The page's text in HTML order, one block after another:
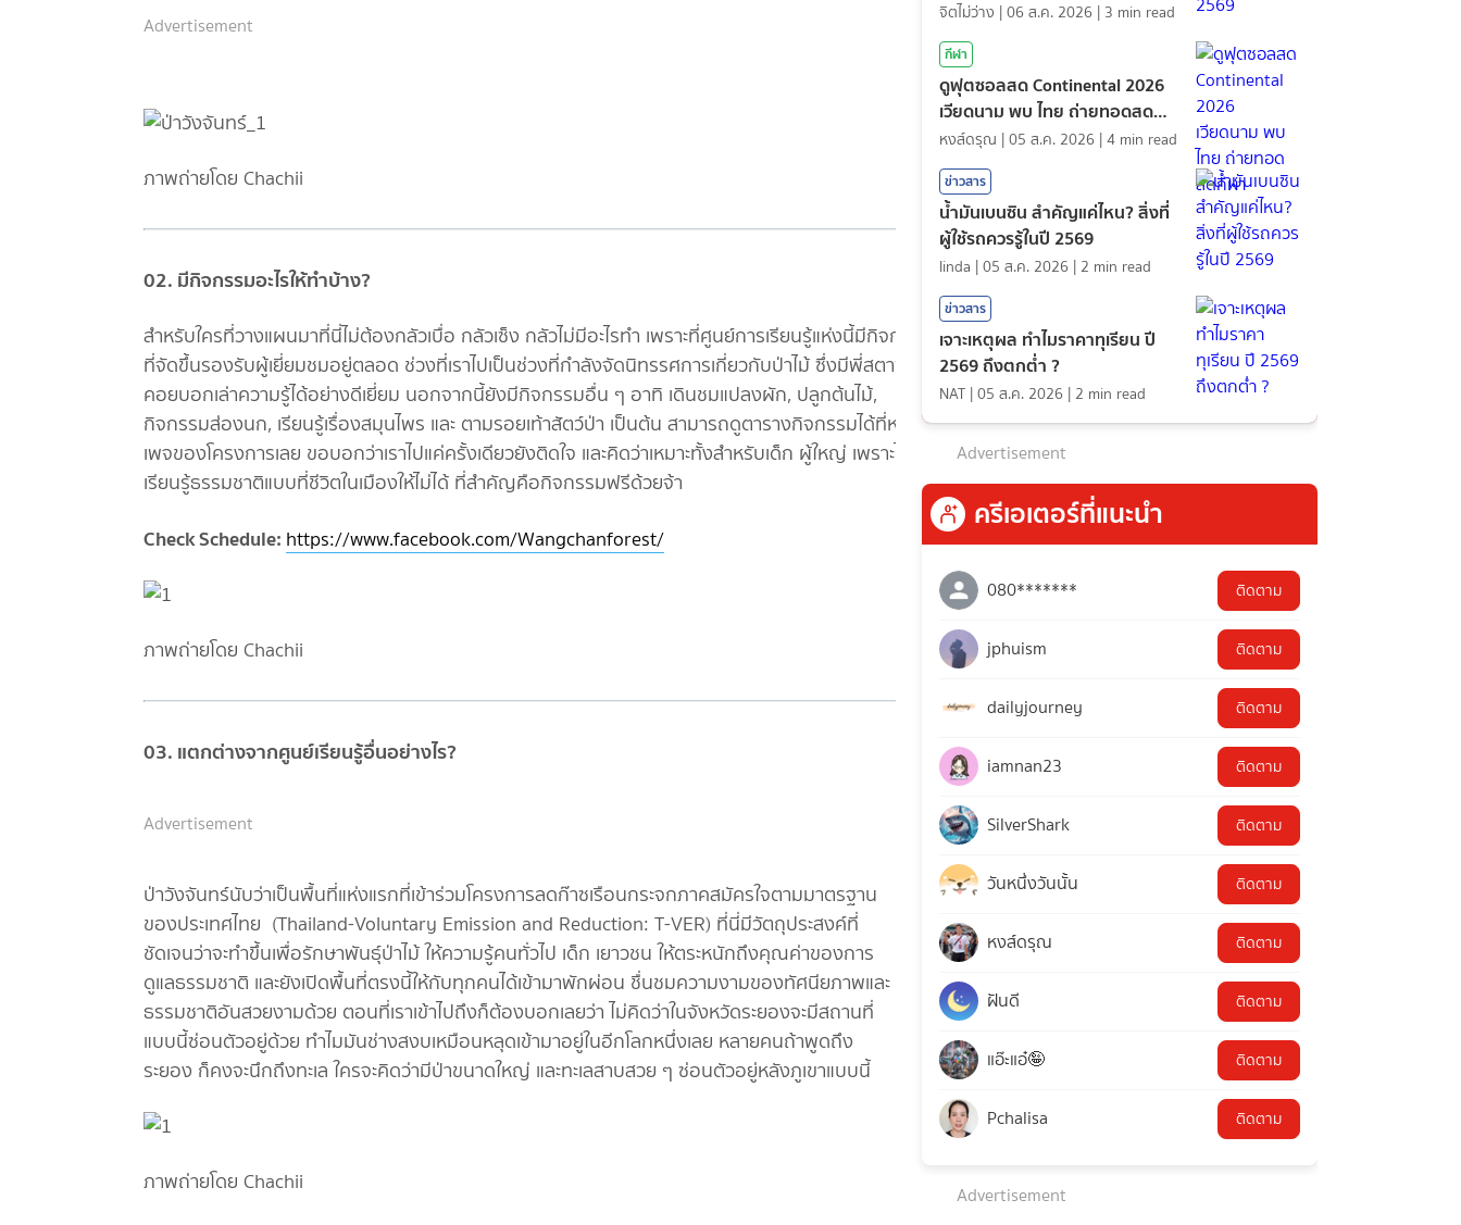
Advertisement
ภาพถ่ายโดย Chachii
02. มีกิจกรรมอะไรให้ทำบ้าง?
สำหรับใครที่วางแผนมาที่นี่ไม่ต้องกลัวเบื่อ กลัวเซ็ง กลัวไม่มีอะไรทำ เพราะที่ศูนย์การเรียนรู้แห่งนี้มีกิจกรรม
ที่จัดขึ้นรองรับผู้เยี่ยมชมอยู่ตลอด ช่วงที่เราไปเป็นช่วงที่กำลังจัดนิทรรศการเกี่ยวกับป่าไม้ ซึ่งมีพี่สตาฟ
คอยบอกเล่าความรู้ได้อย่างดีเยี่ยม นอกจากนี้ยังมีกิจกรรมอื่น ๆ อาทิ เดินชมแปลงผัก, ปลูกต้นไม้,
กิจกรรมส่องนก, เรียนรู้เรื่องสมุนไพร และ ตามรอยเท้าสัตว์ป่า เป็นต้น สามารถดูตารางกิจกรรมได้ที่หน้า
เพจของโครงการเลย ขอบอกว่าเราไปแค่ครั้งเดียวยังติดใจ และคิดว่าเหมาะทั้งสำหรับเด็ก ผู้ใหญ่ เพราะได้
เรียนรู้ธรรมชาติแบบที่ชีวิตในเมืองให้ไม่ได้ ที่สำคัญคือกิจกรรมฟรีด้วยจ้า
Check Schedule: https://www.facebook.com/Wangchanforest/
ภาพถ่ายโดย Chachii
03. แตกต่างจากศูนย์เรียนรู้อื่นอย่างไร?
Advertisement
ป่าวังจันทร์นับว่าเป็นพื้นที่แห่งแรกที่เข้าร่วมโครงการลดก๊าซเรือนกระจกภาคสมัครใจตามมาตรฐาน
ของประเทศไทย (Thailand-Voluntary Emission and Reduction: T-VER) ที่นี่มีวัตถุประสงค์ที่
ชัดเจนว่าจะทำขึ้นเพื่อรักษาพันธุ์ป่าไม้ ให้ความรู้คนทั่วไป เด็ก เยาวชน ให้ตระหนักถึงคุณค่าของการ
ดูแลธรรมชาติ และยังเปิดพื้นที่ตรงนี้ให้กับทุกคนได้เข้ามาพักผ่อน ชื่นชมความงามของทัศนียภาพและ
ธรรมชาติอันสวยงามด้วย ตอนที่เราเข้าไปถึงก็ต้องบอกเลยว่า ไม่คิดว่าในจังหวัดระยองจะมีสถานที่
แบบนี้ซ่อนตัวอยู่ด้วย ทำไมมันช่างสงบเหมือนหลุดเข้ามาอยู่ในอีกโลกหนึ่งเลย หลายคนถ้าพูดถึง
ระยอง ก็คงจะนึกถึงทะเล ใครจะคิดว่ามีป่าขนาดใหญ่ และทะเลสาบสวย ๆ ซ่อนตัวอยู่หลังภูเขาแบบนี้
ภาพถ่ายโดย Chachii
จิตไม่ว่าง |06 ส.ค. 2026 | 3 min read
กีฬา
ดูฟุตซอลสด Continental 2026
เวียดนาม พบ ไทย ถ่ายทอดสด
กีฬา
หงส์ดรุณ |05 ส.ค. 2026 |4 min read
ข่าวสาร
น้ำมันเบนซิน สำคัญแค่ไหน? สิ่งที่
ผู้ใช้รถควรรู้ในปี 2569
linda |05 ส.ค. 2026 | 2 min read
ข่าวสาร
เจาะเหตุผล ทำไมราคาทุเรียน ปี
2569 ถึงตกต่ำ ?
NAT |05 ส.ค. 2026 | 2 min read
Advertisement
ครีเอเตอร์ที่แนะนำ
080******* ติดตาม
jphuism ติดตาม
dailyjourney ติดตาม
iamnan23 ติดตาม
SilverShark ติดตาม
วันหนึ่งวันนั้น ติดตาม
หงส์ดรุณ ติดตาม
ฝันดี ติดตาม
แอ๊ะแอ๋🤪 ติดตาม
Pchalisa ติดตาม
Advertisement